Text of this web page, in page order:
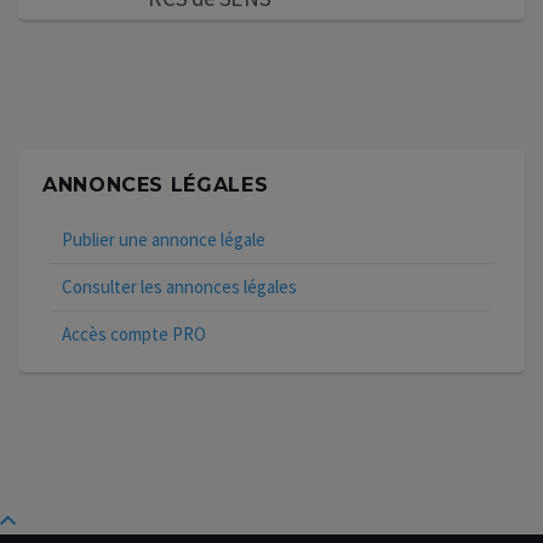
ANNONCES LÉGALES
Publier une annonce légale
Consulter les annonces légales
Accès compte PRO